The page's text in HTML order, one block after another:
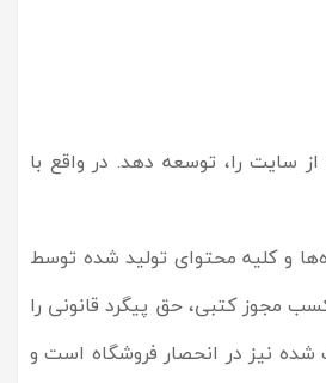
سایت را، توسعه دهد. در واقع با
و کلیه محتوای تولید شده توسط
مجوز کتبی، حق پیگرد قانونی را
شده نیز در انحصار فروشگاه است و